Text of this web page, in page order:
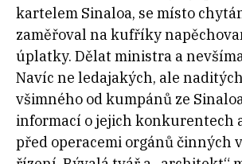
kartelem Sinaloa, se místo
zaměřoval na kufříky
úplatky. Dělat ministra a
Navíc ne ledajakých, ale
všimného od kumpánů ze
informací o jejich konkurentech
před operacemi orgánů činných